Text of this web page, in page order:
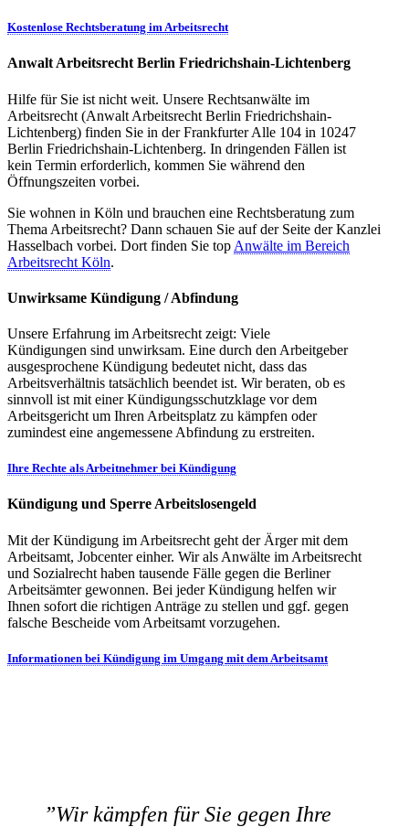
Kostenlose Rechtsberatung im Arbeitsrecht
Anwalt Arbeitsrecht Berlin Friedrichshain-Lichtenberg
Hilfe für Sie ist nicht weit. Unsere Rechtsanwälte im
Arbeitsrecht (Anwalt Arbeitsrecht Berlin Friedrichshain-
Lichtenberg) finden Sie in der Frankfurter Alle 104 in 10247
Berlin Friedrichshain-Lichtenberg. In dringenden Fällen ist
kein Termin erforderlich, kommen Sie während den
Öffnungszeiten vorbei.
Sie wohnen in Köln und brauchen eine Rechtsberatung zum
Thema Arbeitsrecht? Dann schauen Sie auf der Seite der Kanzlei
Hasselbach vorbei. Dort finden Sie top Anwälte im Bereich
Arbeitsrecht Köln.
Unwirksame Kündigung / Abfindung
Unsere Erfahrung im Arbeitsrecht zeigt: Viele
Kündigungen sind unwirksam. Eine durch den Arbeitgeber
ausgesprochene Kündigung bedeutet nicht, dass das
Arbeitsverhältnis tatsächlich beendet ist. Wir beraten, ob es
sinnvoll ist mit einer Kündigungsschutzklage vor dem
Arbeitsgericht um Ihren Arbeitsplatz zu kämpfen oder
zumindest eine angemessene Abfindung zu erstreiten.
Ihre Rechte als Arbeitnehmer bei Kündigung
Kündigung und Sperre Arbeitslosengeld
Mit der Kündigung im Arbeitsrecht geht der Ärger mit dem
Arbeitsamt, Jobcenter einher. Wir als Anwälte im Arbeitsrecht
und Sozialrecht haben tausende Fälle gegen die Berliner
Arbeitsämter gewonnen. Bei jeder Kündigung helfen wir
Ihnen sofort die richtigen Anträge zu stellen und ggf. gegen
falsche Bescheide vom Arbeitsamt vorzugehen.
Informationen bei Kündigung im Umgang mit dem Arbeitsamt
”Wir kämpfen für Sie gegen Ihre